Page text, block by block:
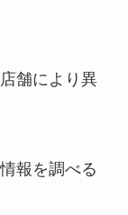
舗により異
報を調べる